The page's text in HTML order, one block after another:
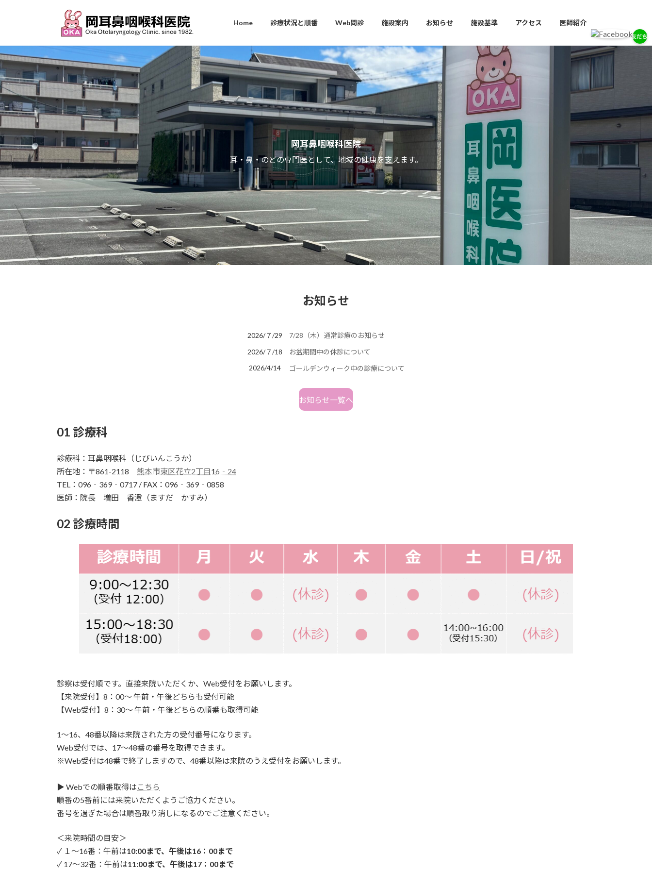
ツ
へ
ス
キ
ッ
プ
シ
ョ
ン
に
移
動
Home 診療状況と順番 Web問診 施設案内 お知らせ 施設基準 アクセス 医師紹介
岡耳鼻咽喉科医院
耳・鼻・のどの専門医として、地域の健康を支えます。
お知らせ
2026/７/29
7/28（木）通常診療のお知らせ
2026/７/18
お盆期間中の休診について
2026/4/14
ゴールデンウィーク中の診療について
お知らせ一覧へ
01 診療科
診療科：耳鼻咽喉科（じびいんこうか）
所在地：〒861-2118 熊本市東区花立2丁目16‐24
TEL：096‐369‐0717 / FAX：096‐369‐0858
医師：院長 増田 香澄（ますだ かすみ）
02 診療時間
診察は受付順です。直接来院いただくか、Web受付をお願いします。
【来院受付】8：00～ 午前・午後どちらも受付可能
【Web受付】8：30～ 午前・午後どちらの順番も取得可能
1～16、48番以降は来院された方の受付番号になります。
Web受付では、17～48番の番号を取得できます。
※Web受付は48番で終了しますので、48番以降は来院のうえ受付をお願いします。
▶ Webでの順番取得は こちら
順番の5番前には来院いただくようご協力ください。
番号を過ぎた場合は順番取り消しになるのでご注意ください。
＜来院時間の目安＞
✓ １～16番：午前は10:00まで、午後は16：00まで
✓ 17～32番：午前は11:00まで、午後は17：00まで